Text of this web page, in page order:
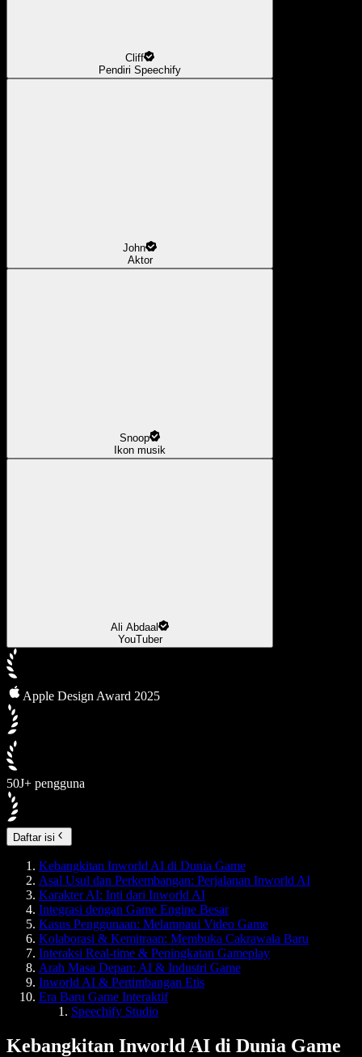
Cliff
Pendiri Speechify
John
Aktor
Snoop
Ikon musik
Ali Abdaal
YouTuber
Apple Design Award 2025
50J+ pengguna
Daftar isi
Kebangkitan Inworld AI di Dunia Game
Asal Usul dan Perkembangan: Perjalanan Inworld AI
Karakter AI: Inti dari Inworld AI
Integrasi dengan Game Engine Besar
Kasus Penggunaan: Melampaui Video Game
Kolaborasi & Kemitraan: Membuka Cakrawala Baru
Interaksi Real-time & Peningkatan Gameplay
Arah Masa Depan: AI & Industri Game
Inworld AI & Pertimbangan Etis
Era Baru Game Interaktif
Speechify Studio
Kebangkitan Inworld AI di Dunia Game